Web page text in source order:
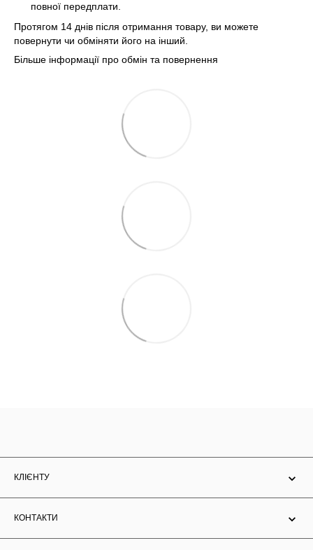
повної передплати.
Протягом 14 днів після отримання товару, ви можете
повернути чи обміняти його на інший.
Більше інформації про обмін та повернення
КЛІЄНТУ
КОНТАКТИ